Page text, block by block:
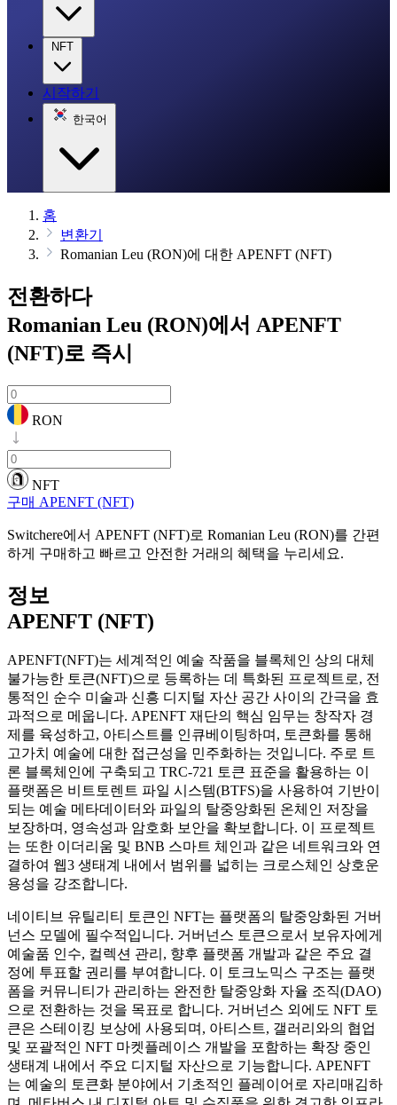
NFT
시작하기
한국어
홈
변환기
Romanian Leu (RON)에 대한 APENFT (NFT)
전환하다
Romanian Leu (RON)에서 APENFT
(NFT)로 즉시
RON
NFT
구매 APENFT (NFT)
Switchere에서 APENFT (NFT)로 Romanian Leu (RON)를 간편
하게 구매하고 빠르고 안전한 거래의 혜택을 누리세요.
정보
APENFT (NFT)
APENFT(NFT)는 세계적인 예술 작품을 블록체인 상의 대체
불가능한 토큰(NFT)으로 등록하는 데 특화된 프로젝트로, 전
통적인 순수 미술과 신흥 디지털 자산 공간 사이의 간극을 효
과적으로 메웁니다. APENFT 재단의 핵심 임무는 창작자 경
제를 육성하고, 아티스트를 인큐베이팅하며, 토큰화를 통해
고가치 예술에 대한 접근성을 민주화하는 것입니다. 주로 트
론 블록체인에 구축되고 TRC-721 토큰 표준을 활용하는 이
플랫폼은 비트토렌트 파일 시스템(BTFS)을 사용하여 기반이
되는 예술 메타데이터와 파일의 탈중앙화된 온체인 저장을
보장하며, 영속성과 암호화 보안을 확보합니다. 이 프로젝트
는 또한 이더리움 및 BNB 스마트 체인과 같은 네트워크와 연
결하여 웹3 생태계 내에서 범위를 넓히는 크로스체인 상호운
용성을 강조합니다.
네이티브 유틸리티 토큰인 NFT는 플랫폼의 탈중앙화된 거버
넌스 모델에 필수적입니다. 거버넌스 토큰으로서 보유자에게
예술품 인수, 컬렉션 관리, 향후 플랫폼 개발과 같은 주요 결
정에 투표할 권리를 부여합니다. 이 토크노믹스 구조는 플랫
폼을 커뮤니티가 관리하는 완전한 탈중앙화 자율 조직(DAO)
으로 전환하는 것을 목표로 합니다. 거버넌스 외에도 NFT 토
큰은 스테이킹 보상에 사용되며, 아티스트, 갤러리와의 협업
및 포괄적인 NFT 마켓플레이스 개발을 포함하는 확장 중인
생태계 내에서 주요 디지털 자산으로 기능합니다. APENFT
는 예술의 토큰화 분야에서 기초적인 플레이어로 자리매김하